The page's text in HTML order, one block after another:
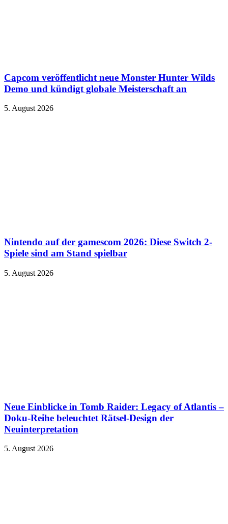
Capcom veröffentlicht neue Monster Hunter Wilds
Demo und kündigt globale Meisterschaft an
5. August 2026
Nintendo auf der gamescom 2026: Diese Switch 2-
Spiele sind am Stand spielbar
5. August 2026
Neue Einblicke in Tomb Raider: Legacy of Atlantis –
Doku-Reihe beleuchtet Rätsel-Design der
Neuinterpretation
5. August 2026